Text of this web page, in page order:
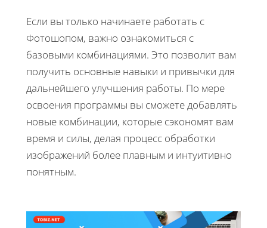
Если вы только начинаете работать с
Фотошопом, важно ознакомиться с
базовыми комбинациями. Это позволит вам
получить основные навыки и привычки для
дальнейшего улучшения работы. По мере
освоения программы вы сможете добавлять
новые комбинации, которые сэкономят вам
время и силы, делая процесс обработки
изображений более плавным и интуитивно
понятным.